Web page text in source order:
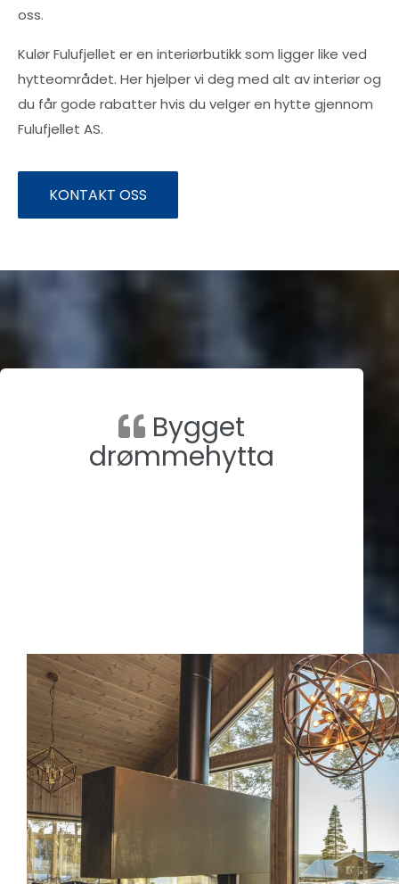
oss.
Kulør Fulufjellet er en interiørbutikk som ligger like ved
hytteområdet. Her hjelper vi deg med alt av interiør og
du får gode rabatter hvis du velger en hytte gjennom
Fulufjellet AS.
KONTAKT OSS
Bygget
drømmehytta